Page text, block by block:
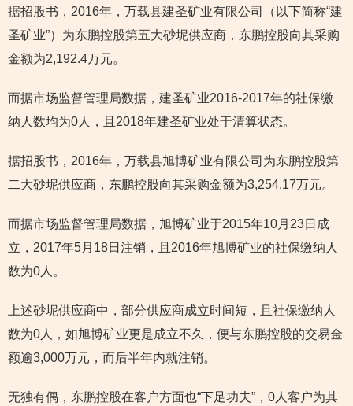
据招股书，2016年，万载县建圣矿业有限公司（以下简称“建
圣矿业”）为东鹏控股第五大砂坭供应商，东鹏控股向其采购
金额为2,192.4万元。
而据市场监督管理局数据，建圣矿业2016-2017年的社保缴
纳人数均为0人，且2018年建圣矿业处于清算状态。
据招股书，2016年，万载县旭博矿业有限公司为东鹏控股第
二大砂坭供应商，东鹏控股向其采购金额为3,254.17万元。
而据市场监督管理局数据，旭博矿业于2015年10月23日成
立，2017年5月18日注销，且2016年旭博矿业的社保缴纳人
数为0人。
上述砂坭供应商中，部分供应商成立时间短，且社保缴纳人
数为0人，如旭博矿业更是成立不久，便与东鹏控股的交易金
额逾3,000万元，而后半年内就注销。
无独有偶，东鹏控股在客户方面也“下足功夫”，0人客户为其